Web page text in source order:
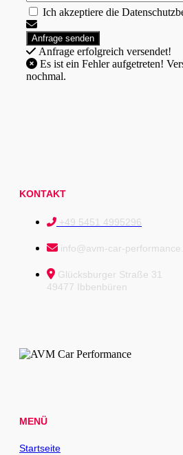
Ich akzeptiere die
Anfrage erfolgreich versendet!
nochmal.
KONTAKT
+49 5451 4995296
info@avm-car-
Glücksburger Straße 31
49477 Ibbenbüren
MENÜ
Startseite